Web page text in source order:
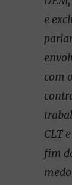
e
com
CLT
fim